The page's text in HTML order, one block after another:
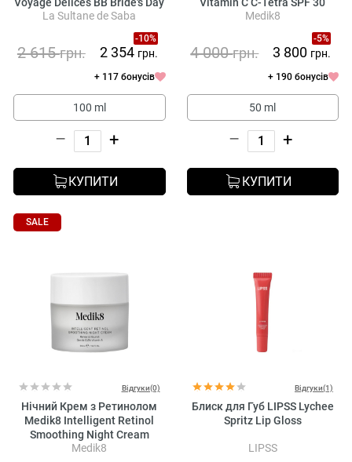
Cream Rose Fragrance
La Sultane de Saba
-10%
2 615грн. 2 354 грн.
+ 117 бонусів
100 ml
– +
КУПИТИ
Medik8
-5%
4 000грн. 3 800 грн.
+ 190 бонусів
50 ml
– +
КУПИТИ
SALE
Відгуки(0)
Нічний Крем з Ретинолом
Medik8 Intelligent Retinol
Smoothing Night Cream
Medik8
Відгуки(1)
Блиск для Губ LIPSS Lychee
Spritz Lip Gloss
LIPSS